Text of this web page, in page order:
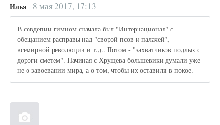
Илья 8 мая 2017, 17:13
В совдепии гимном сначала был "Интернационал" с
обещанием расправы над "сворой псов и палачей",
всемирной революции и т.д.. Потом - "захватчиков подлых с
дороги сметем". Начиная с Хрущева большевики думали уже
не о завоевании мира, а о том, чтобы их оставили в покое.